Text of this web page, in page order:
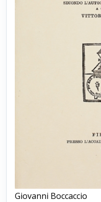
Giovanni Boccaccio